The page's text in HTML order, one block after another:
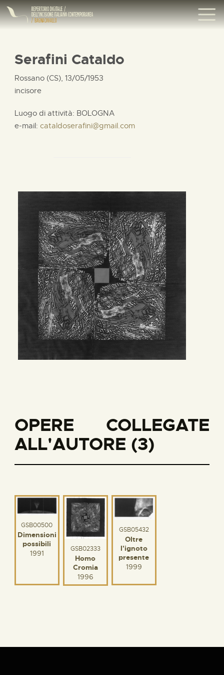
Serafini Cataldo
Rossano (CS), 13/05/1953
incisore
Luogo di attività: BOLOGNA
e-mail: cataldoserafini@gmail.com
OPERE COLLEGATE
ALL'AUTORE (3)
GSB00500
Dimensioni
possibili
1991
GSB02333
Homo
Cromia
1996
GSB05432
Oltre
l'ignoto
presente
1999